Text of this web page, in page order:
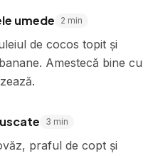
umede 2 min
de cocos topit și
Amestecă bine cu
3 min
praful de copt și